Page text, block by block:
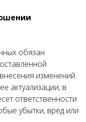
обязан
изменений
актуализации, в
ответственности
убытки, вред или